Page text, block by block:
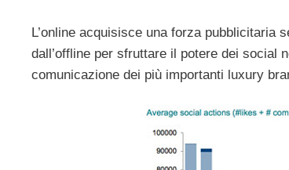
L’online acquisisce una forza pubblicitaria
dall’offline per sfruttare il potere dei social
comunicazione dei più importanti luxury